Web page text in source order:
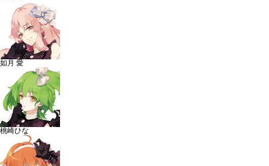
如月 愛
桃崎ひな